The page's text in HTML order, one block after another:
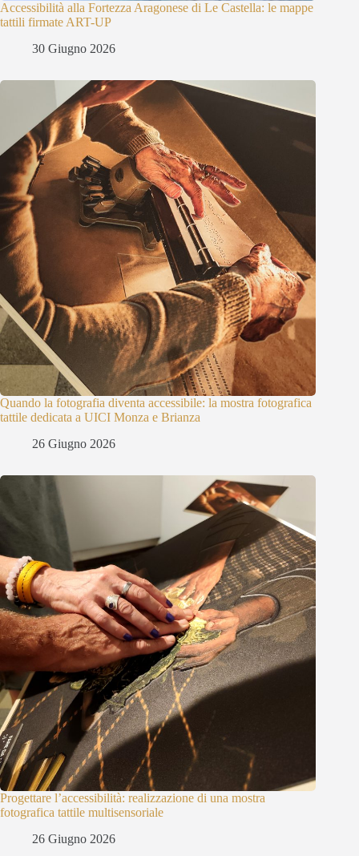
Accessibilità alla Fortezza Aragonese di Le Castella: le mappe
tattili firmate ART-UP
30 Giugno 2026
Quando la fotografia diventa accessibile: la mostra fotografica
tattile dedicata a UICI Monza e Brianza
26 Giugno 2026
Progettare l’accessibilità: realizzazione di una mostra
fotografica tattile multisensoriale
26 Giugno 2026